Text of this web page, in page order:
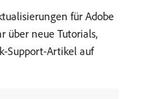
für Adobe
über neue Tutorials,
Support-Artikel auf